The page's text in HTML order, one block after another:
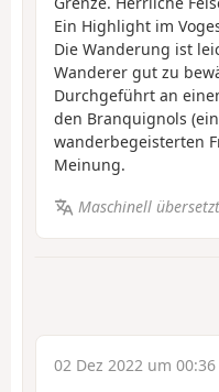
Ein Highlight im
Die Wanderung ist
Wanderer gut zu
Durchgeführt an
den Branquignols
wanderbegeisterten
Meinung.
Maschinell übersetzt
02 Dez 2022 um 00:36